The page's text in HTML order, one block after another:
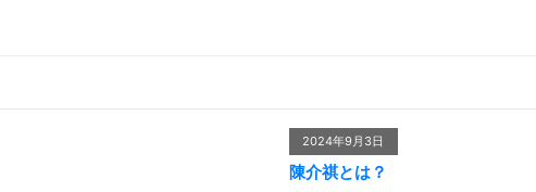
2024年9月3日
陳介祺とは？